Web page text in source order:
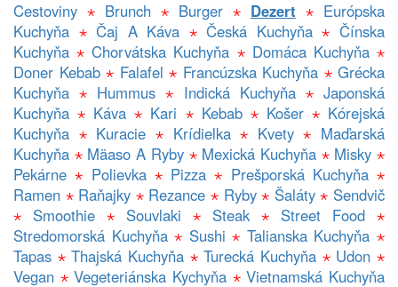
Cestoviny ⋆ Brunch ⋆ Burger ⋆ Dezert ⋆ Európska
Kuchyňa ⋆Čaj A Káva ⋆Česká Kuchyňa⋆Čínska
Kuchyňa ⋆Chorvátska Kuchyňa ⋆ Domáca Kuchyňa⋆
Doner Kebab⋆ Falafel ⋆ Francúzska Kuchyňa ⋆ Grécka
Kuchyňa ⋆ Hummus ⋆ Indická Kuchyňa⋆Japonská
Kuchyňa ⋆ Káva ⋆ Kari ⋆ Kebab⋆ Košer⋆ Kórejská
Kuchyňa ⋆ Kuracie ⋆ Krídielka⋆ Kvety⋆ Maďarská
Kuchyňa ⋆ Mäaso A Ryby⋆ Mexická Kuchyňa⋆ Misky ⋆
Pekárne ⋆ Polievka⋆ Pizza ⋆ Prešporská Kuchyňa⋆
Ramen ⋆ Raňajky ⋆ Rezance ⋆ Ryby⋆ Šaláty⋆ Sendvič
⋆ Smoothie ⋆ Souvlaki ⋆ Steak⋆ Street Food ⋆
Stredomorská Kuchyňa⋆ Sushi ⋆ Talianska Kuchyňa ⋆
Tapas ⋆Thajská Kuchyňa ⋆Turecká Kuchyňa ⋆ Udon ⋆
Vegan ⋆Vegeteriánska Kychyňa ⋆Vietnamská Kuchyňa